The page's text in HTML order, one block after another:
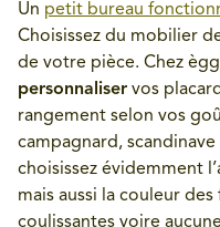
Un petit bureau
Choisissez du mobilier
de votre pièce. Chez
personnaliser vos
rangement selon vos
campagnard,
choisissez évidemment
mais aussi la couleur des
coulissantes voire